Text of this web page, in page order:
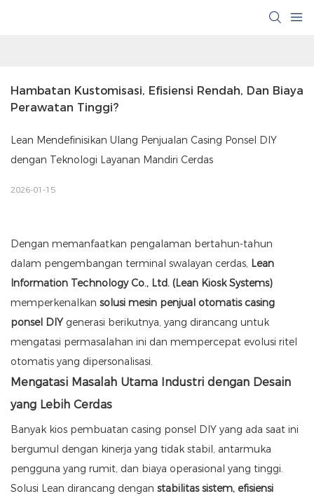
Hambatan Kustomisasi, Efisiensi Rendah, Dan Biaya
Perawatan Tinggi?
Lean Mendefinisikan Ulang Penjualan Casing Ponsel DIY
dengan Teknologi Layanan Mandiri Cerdas
2026-01-15
Dengan memanfaatkan pengalaman bertahun-tahun
dalam pengembangan terminal swalayan cerdas, Lean
Information Technology Co., Ltd. (Lean Kiosk Systems)
memperkenalkan solusi mesin penjual otomatis casing
ponsel DIYgenerasi berikutnya, yang dirancang untuk
mengatasi permasalahan ini dan mempercepat evolusi ritel
otomatis yang dipersonalisasi.
Mengatasi Masalah Utama Industri dengan Desain
yang Lebih Cerdas
Banyak kios pembuatan casing ponsel DIY yang ada saat ini
bergumul dengan kinerja yang tidak stabil, antarmuka
pengguna yang rumit, dan biaya operasional yang tinggi.
Solusi Lean dirancang dengan stabilitas sistem, efisiensi